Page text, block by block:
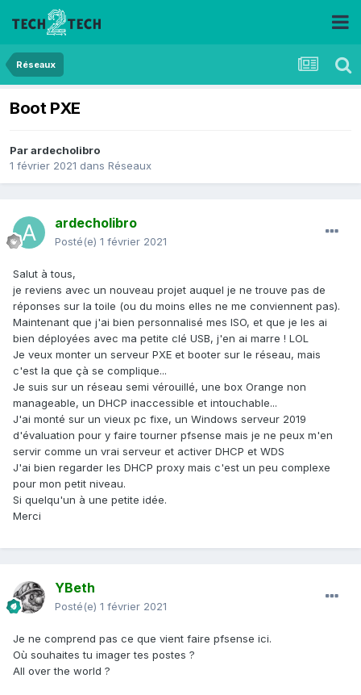
Réseaux
Boot PXE
Parardecholibro
1 février 2021 dans Réseaux
ardecholibro
Posté(e) 1 février 2021
Salut à tous,
je reviens avec un nouveau projet auquel je ne trouve pas de
réponses sur la toile (ou du moins elles ne me conviennent pas).
Maintenant que j'ai bien personnalisé mes ISO, et que je les ai
bien déployées avec ma petite clé USB, j'en ai marre ! LOL
Je veux monter un serveur PXE et booter sur le réseau, mais
c'est la que çà se complique...
Je suis sur un réseau semi vérouillé, une box Orange non
manageable, un DHCP inaccessible et intouchable...
J'ai monté sur un vieux pc fixe, un Windows serveur 2019
d'évaluation pour y faire tourner pfsense mais je ne peux m'en
servir comme un vrai serveur et activer DHCP et WDS
J'ai bien regarder les DHCP proxy mais c'est un peu complexe
pour mon petit niveau.
Si quelqu'un à une petite idée.
Merci
YBeth
Posté(e) 1 février 2021
Je ne comprend pas ce que vient faire pfsense ici.
Où souhaites tu imager tes postes ?
All over the world ?